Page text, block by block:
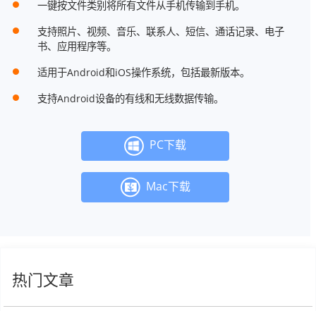
一键按文件类别将所有文件从手机传输到手机。
支持照片、视频、音乐、联系人、短信、通话记录、电子
书、应用程序等。
适用于Android和iOS操作系统，包括最新版本。
支持Android设备的有线和无线数据传输。
PC下载
Mac下载
热门文章